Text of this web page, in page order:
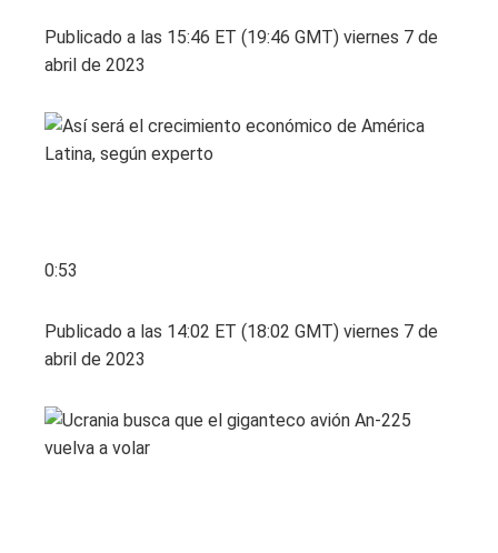
Publicado a las 15:46 ET (19:46 GMT) viernes 7 de
abril de 2023
0:53
Publicado a las 14:02 ET (18:02 GMT) viernes 7 de
abril de 2023